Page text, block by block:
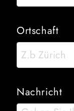
Ortschaft
Nachricht